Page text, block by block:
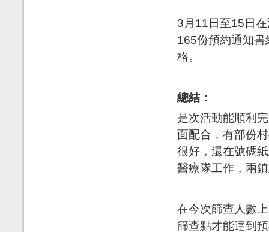
3月11日至15日
165份預約通知
格。
總結：
是次活動能順利
面配合，有部份
很好，還在號碼
醫療隊工作，兩
在今次篩查人數
篩查點才能達到